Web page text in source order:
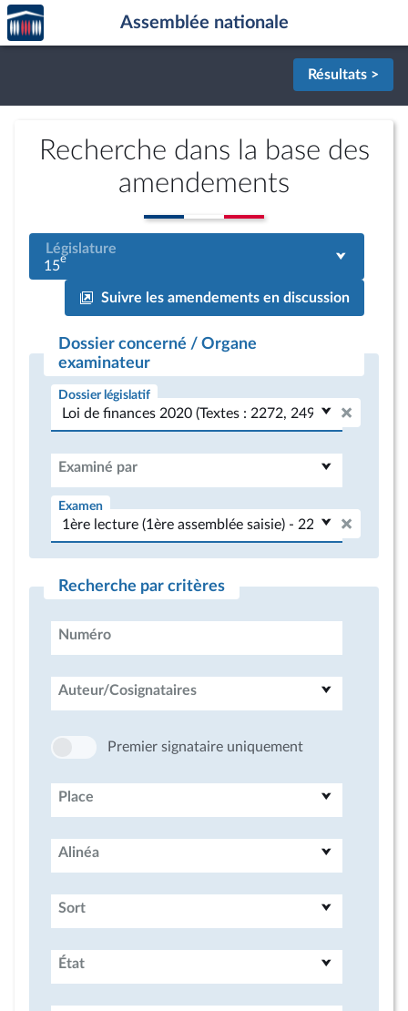
Aller au contenu
Aller en bas de la page
Accèder
à la
page
Assemblée nationale
Résultats >
Recherche dans la base des
amendements
Législature
15e
Suivre les amendements en discussion
Dossier concerné / Organe
examinateur
Dossier législatif
Examiné par
Examen
Recherche par critères
Numéro
Auteur/Cosignataires
Premier signataire uniquement
Place
Alinéa
Sort
État